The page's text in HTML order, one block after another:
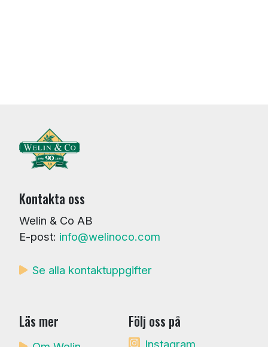
Kontakta oss
Welin & Co AB
E-post: info@welinoco.com
Se alla kontaktuppgifter
Läs mer Följ oss på
Instagram